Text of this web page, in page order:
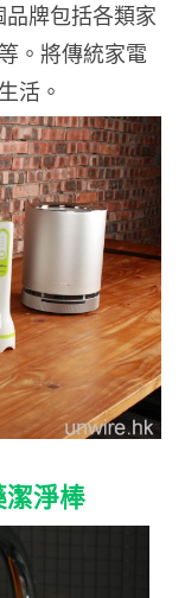
牌包括各類家
。將傳統家電
活。
潔淨棒